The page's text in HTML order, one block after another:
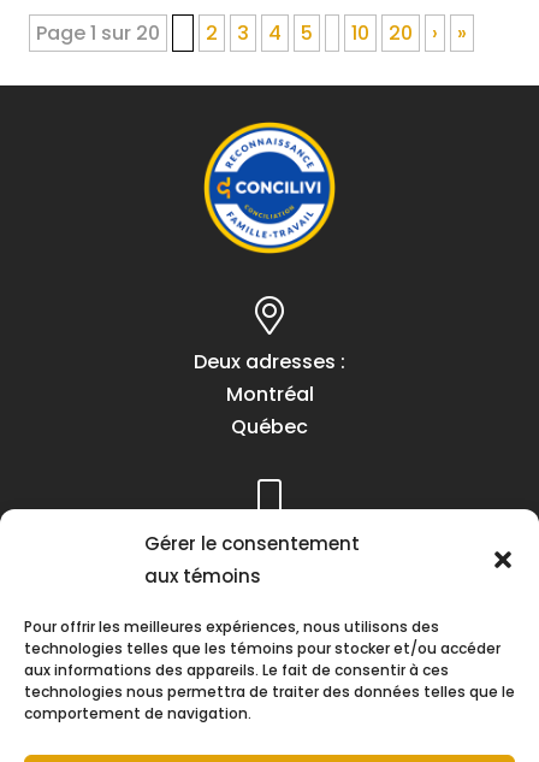
Gérer le consentement
aux témoins
Pour offrir les meilleures expériences, nous utilisons des
technologies telles que les témoins pour stocker et/ou accéder
aux informations des appareils. Le fait de consentir à ces
technologies nous permettra de traiter des données telles que le
comportement de navigation.
Page 1 sur 20 2 3 4 5 10 20 › »
Deux adresses :
Montréal
Québec
Téléphone :
(418) 622-1001
Heures d’ouverture :